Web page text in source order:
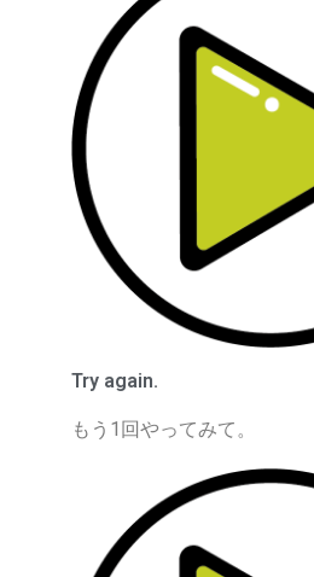
Try again.
もう1回やってみて。